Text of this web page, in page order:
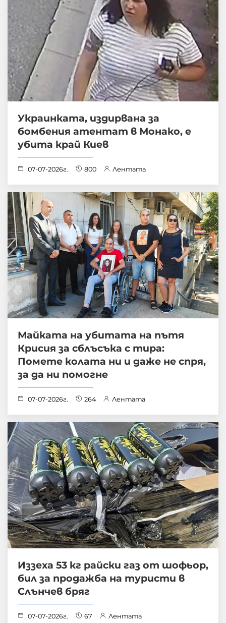
Украинката, издирвана за
бомбения атентат в Монако, е
убита край Киев
07-07-2026г. 800 Лентата
Майката на убитата на пътя
Крисия за сблъсъка с тира:
Помете колата ни и даже не спря,
за да ни помогне
07-07-2026г. 264 Лентата
Иззеха 53 кг райски газ от шофьор,
бил за продажба на туристи в
Слънчев бряг
07-07-2026г. 67 Лентата